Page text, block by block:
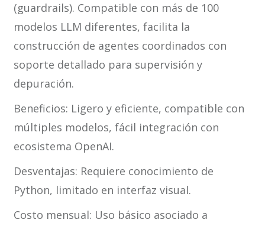
(guardrails). Compatible con más de 100
modelos LLM diferentes, facilita la
construcción de agentes coordinados con
soporte detallado para supervisión y
depuración.
Beneficios: Ligero y eficiente, compatible con
múltiples modelos, fácil integración con
ecosistema OpenAI.
Desventajas: Requiere conocimiento de
Python, limitado en interfaz visual.
Costo mensual: Uso básico asociado a